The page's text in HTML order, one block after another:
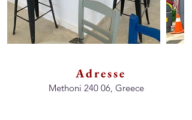
Adresse
Methoni 240 06, Greece